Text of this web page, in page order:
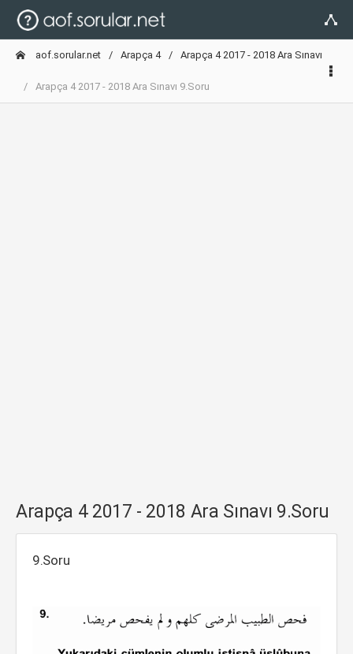
aof.sorular.net Arapça 4 Arapça 4 2017 - 2018 Ara Sınavı
Arapça 4 2017 - 2018 Ara Sınavı 9.Soru
Arapça 4 2017 - 2018 Ara Sınavı 9.Soru
9.Soru